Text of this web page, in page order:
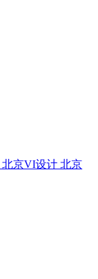
北京VI设计 北京